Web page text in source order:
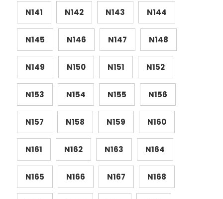
N141 N142 N143 N144
N145 N146 N147 N148
N149 N150 N151 N152
N153 N154 N155 N156
N157 N158 N159 N160
N161 N162 N163 N164
N165 N166 N167 N168